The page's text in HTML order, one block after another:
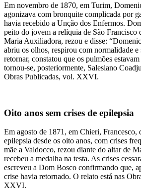
Em novembro de 1870, em Turim,
agonizava com bronquite complicada por
havia recebido a Unção dos Enfermos.
peito do jovem a relíquia de São Francisco
Maria Auxiliadora, rezou e disse:
abriu os olhos, respirou com normalidade
retornar, constatou que os pulmões
tornou-se, posteriormente, Salesiano
Obras Publicadas, vol. XXVI.
Oito anos sem crises de epilepsia
Em agosto de 1871, em Chieri, Francesco,
epilepsia desde os oito anos, com crises
mãe a Valdocco, rezou diante do altar de
recebeu a medalha na testa. As crises
escreveu a Dom Bosco confirmando que,
crise havia retornado. O relato está nas
XXVI.